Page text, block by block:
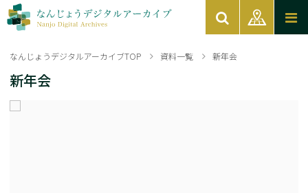
なんじょうデジタルアーカイブTOP 資料一覧 新年会
新年会